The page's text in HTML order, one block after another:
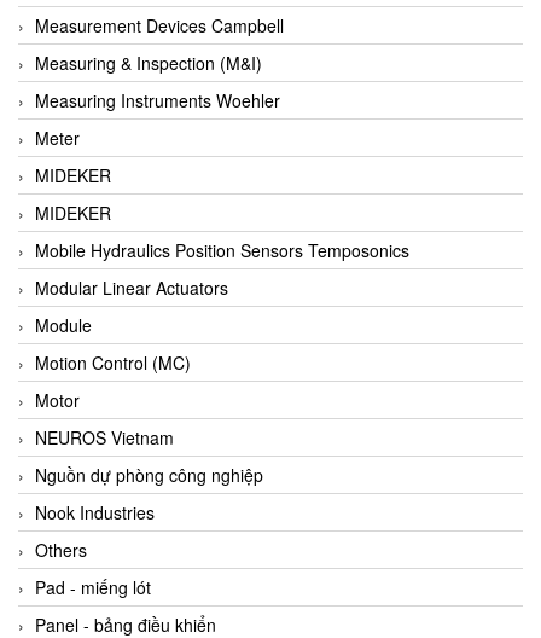
Barel Vietnam
Barksdale
Bartec
Basco
Baumer
Baumuller Vietnam
Baykee
BBC Bircher Smart Access
BCS ITALY
BEA SENSORS
Beacon Extender
Beckhoff
Bedook
Bei Sensor
Beijer
Beinlich-pumps
Beka
Measurement Devices Campbell
Measuring & Inspection (M&I)
Measuring Instruments Woehler
Meter
MIDEKER
MIDEKER
Mobile Hydraulics Position Sensors Temposonics
Modular Linear Actuators
Module
Motion Control (MC)
Motor
NEUROS Vietnam
Nguồn dự phòng công nghiệp
Nook Industries
Others
Pad - miếng lót
Panel - bảng điều khiển